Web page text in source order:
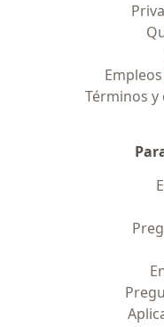
Empleos
Términos y